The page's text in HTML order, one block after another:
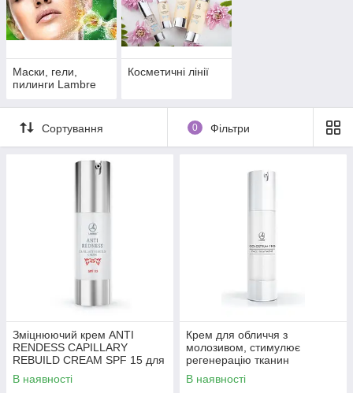
Маски, гели,
пилинги Lambre
Косметичні лінії
Сортування 0 Фільтри
Зміцнюючий крем ANTI
RENDESS CAPILLARY
REBUILD CREAM SPF 15 для
шкіри схильної до куперозу
50 мл
В наявності
Крем для обличчя з
молозивом, стимулює
регенерацію тканин
COLOSTRUM PRO FACE
Treatment 50 ml
В наявності